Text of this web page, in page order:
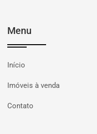
Menu
Início
Imóveis à venda
Contato